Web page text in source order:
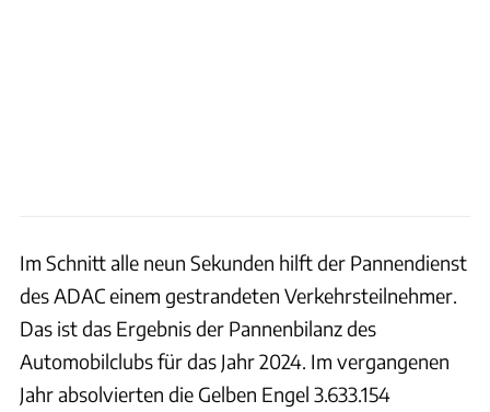
Im Schnitt alle neun Sekunden hilft der Pannendienst
des ADAC einem gestrandeten Verkehrsteilnehmer.
Das ist das Ergebnis der Pannenbilanz des
Automobilclubs für das Jahr 2024. Im vergangenen
Jahr absolvierten die Gelben Engel 3.633.154